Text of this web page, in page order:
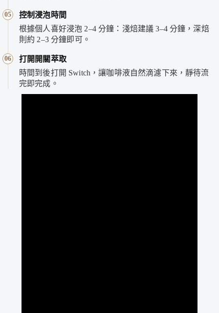
05
控制浸泡時間
根據個人喜好浸泡 2–4 分鐘：淺焙建議 3–4 分鐘，深焙
則約 2–3 分鐘即可。
06
打開開關萃取
時間到後打開 Switch，讓咖啡液自然滴濾下來，靜待流
完即完成。